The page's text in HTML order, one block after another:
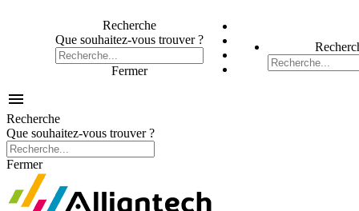
Recherche
Que souhaitez-vous trouver ?
Fermer

Recherche
Que souhaitez-vous trouver ?
Fermer